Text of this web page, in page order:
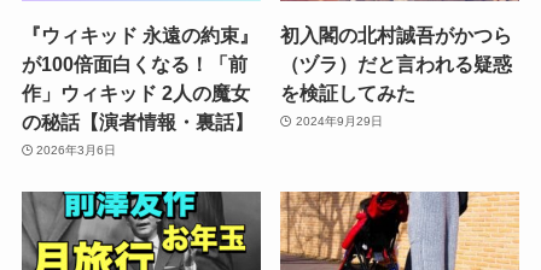
『ウィキッド 永遠の約束』
が100倍面白くなる！「前
作」ウィキッド 2人の魔女
の秘話【演者情報・裏話】
2026年3月6日
初入閣の北村誠吾がかつら
（ヅラ）だと言われる疑惑
を検証してみた
2024年9月29日